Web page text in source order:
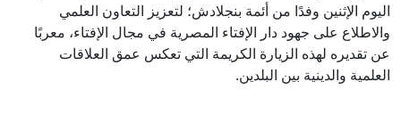
اليوم الإثنين وفدًا من أئمة بنجلادش؛ لتعزيز التعاون العلمي
والاطلاع على جهود دار الإفتاء المصرية في مجال الإفتاء، معربًا
عن تقديره لهذه الزيارة الكريمة التي تعكس عمق العلاقات
العلمية والدينية بين البلدين.